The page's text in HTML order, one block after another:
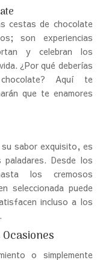
cestas de chocolate
son experiencias
y celebran los
¿Por qué deberías
Aquí te
que te enamores
sabor exquisito, es
Desde los
los cremosos
seleccionada puede
incluso a los
o simplemente